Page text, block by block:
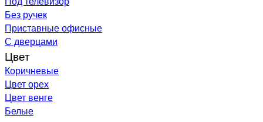
Без ручек
Приставные офисные
С дверцами
Цвет
Коричневые
Цвет орех
Цвет венге
Белые